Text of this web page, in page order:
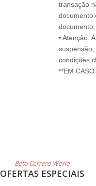
transação
documento
documento;
• Atenção:
suspensão,
condições
Beto Carrero World
OFERTAS ESPECIAIS